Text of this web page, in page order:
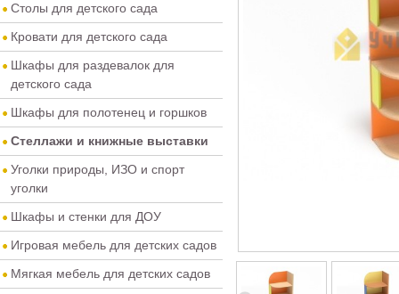
Столы для детского сада
Кровати для детского сада
Шкафы для раздевалок для
детского сада
Шкафы для полотенец и горшков
Стеллажи и книжные выставки
Уголки природы, ИЗО и спорт
уголки
Шкафы и стенки для ДОУ
Игровая мебель для детских садов
Мягкая мебель для детских садов